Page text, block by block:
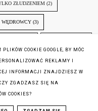
ZŁUDZENIEM (2)
WĘDROWCY (3)
(3) ŻYCIA W ŻYCIU (3)
COOKIE GOOGLE, BY MÓC
REKLAMY I
INFORMACJI ZNAJDZIESZ W
ZGADZASZ SIĘ NA
COOKIES?